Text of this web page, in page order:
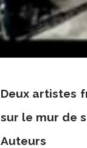
Deux artistes
sur le mur de
Auteurs